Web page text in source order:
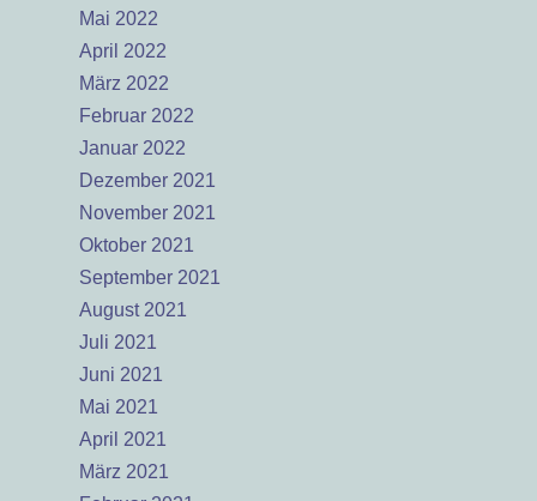
Mai 2022
April 2022
März 2022
Februar 2022
Januar 2022
Dezember 2021
November 2021
Oktober 2021
September 2021
August 2021
Juli 2021
Juni 2021
Mai 2021
April 2021
März 2021